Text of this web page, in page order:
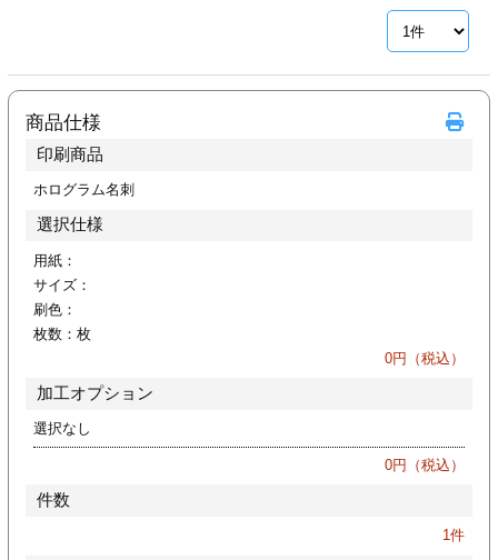
印刷
印刷
リーブ
ー印刷
商品仕様
印刷商品
ホログラム名刺
選択仕様
用紙：
サイズ：
刷色：
枚数： 枚
0円（税込）
加工オプション
選択なし
0円（税込）
件数
1件